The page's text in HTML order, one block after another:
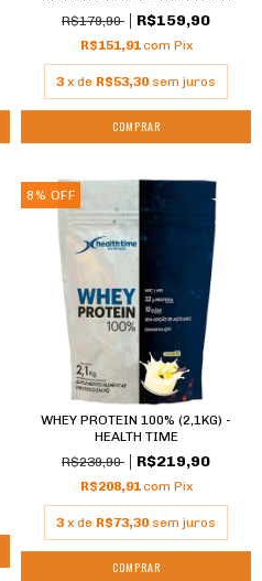
R$179,90
R$159,90
R$151,91com Pix
3 x de R$53,30 sem juros
8% OFF
WHEY PROTEIN 100% (2,1KG) -
HEALTH TIME
R$239,90
R$219,90
R$208,91com Pix
3 x de R$73,30 sem juros
COMPRAR